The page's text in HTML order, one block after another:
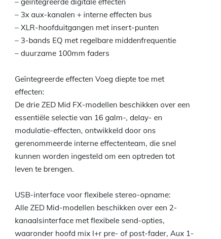
– 3x aux-kanalen + interne effecten bus
– XLR-hoofduitgangen met insert-punten
– 3-bands EQ met regelbare middenfrequentie
– duurzame 100mm faders
Geïntegreerde effecten Voeg diepte toe met
effecten:
De drie ZED Mid FX-modellen beschikken over een
essentiële selectie van 16 galm-, delay- en
modulatie-effecten, ontwikkeld door ons
gerenommeerde interne effectenteam, die snel
kunnen worden ingesteld om een optreden tot
leven te brengen.
USB-interface voor flexibele stereo-opname:
Alle ZED Mid-modellen beschikken over een 2-
kanaalsinterface met flexibele send-opties,
waaronder hoofd mix l+r pre- of post-fader, Aux 1-